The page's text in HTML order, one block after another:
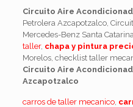
Circuito Aire
Petrolera Azcapotzalco,
Mercedes-Benz Santa
taller, chapa y pintura
Morelos, checklist taller
Circuito Aire
Azcapotzalco
carros de taller mecanico,